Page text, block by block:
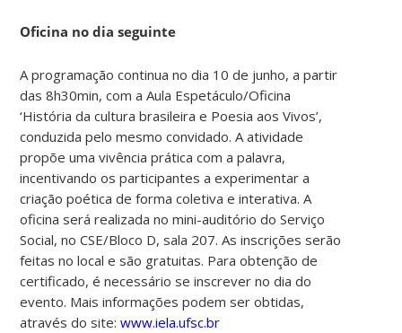
Oficina no dia seguinte
A programação continua no dia 10 de junho, a partir
das 8h30min, com a Aula Espetáculo/Oficina
‘História da cultura brasileira e Poesia aos Vivos’,
conduzida pelo mesmo convidado. A atividade
propõe uma vivência prática com a palavra,
incentivando os participantes a experimentar a
criação poética de forma coletiva e interativa. A
oficina será realizada no mini-auditório do Serviço
Social, no CSE/Bloco D, sala 207. As inscrições serão
feitas no local e são gratuitas. Para obtenção de
certificado, é necessário se inscrever no dia do
evento. Mais informações podem ser obtidas,
através do site:www.iela.ufsc.br